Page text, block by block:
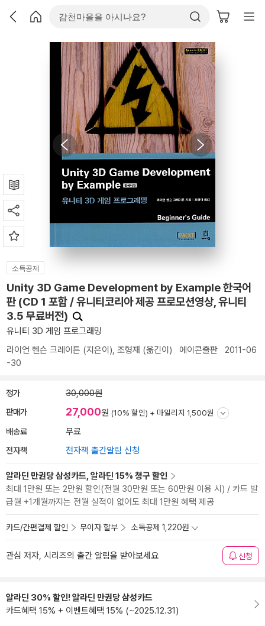
소득공제
Unity 3D Game Development by Example 한국어
판 (CD 1 포함 / 유니티코리아 제공 프로모션영상, 유니티
3.5 무료버전)
유니티 3D 게임 프로그래밍
라이언 헨슨 크레이튼 (지은이), 조형재 (옮긴이) 에이콘출판 2011-06
-30
정가 30,000원
판매가 27,000원 (10% 할인) + 마일리지 1,500원
배송료 무료
전자책 전자책 출간알림 신청
알라딘 만권당 삼성카드, 알라딘 15% 청구 할인
최대 1만원 또는 2만원 할인(전월 30만원 또는 60만원 이용 시) / 카드 발
급월 +1개월까지는 전월 실적이 없어도 최대 1만원 혜택 제공
카드/간편결제 할인 무이자 할부 소득공제 1,220원
관심 저자, 시리즈의 출간 알림을 받아보세요 신청
알라딘 30% 할인! 알라딘 만권당 삼성카드
카드혜택 15% + 이벤트혜택 15% (~2025.12.31)